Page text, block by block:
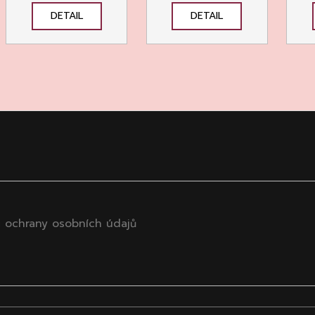
DETAIL DETAIL
ochrany osobních údajů